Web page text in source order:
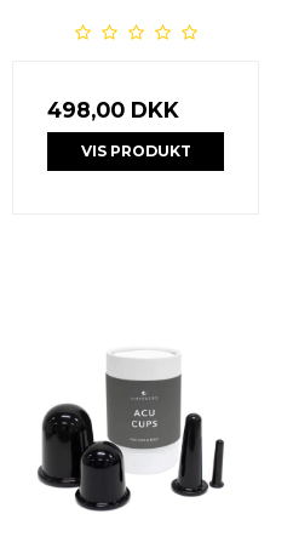
498,00 DKK
VIS PRODUKT